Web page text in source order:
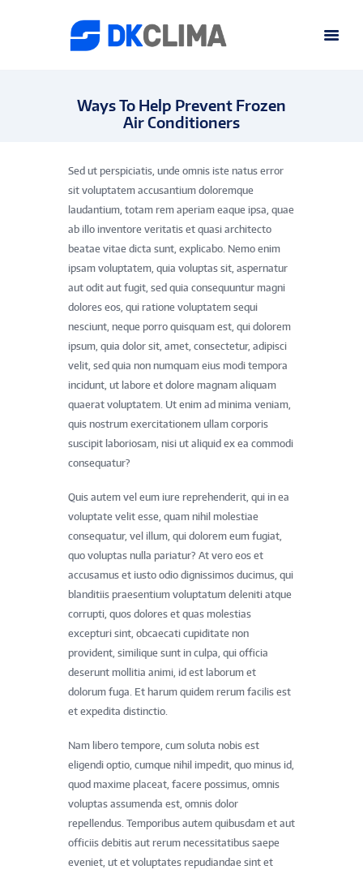
Ways To Help Prevent Frozen
Air Conditioners
Sed ut perspiciatis, unde omnis iste natus error
sit voluptatem accusantium doloremque
laudantium, totam rem aperiam eaque ipsa, quae
ab illo inventore veritatis et quasi architecto
beatae vitae dicta sunt, explicabo. Nemo enim
ipsam voluptatem, quia voluptas sit, aspernatur
aut odit aut fugit, sed quia consequuntur magni
dolores eos, qui ratione voluptatem sequi
nesciunt, neque porro quisquam est, qui dolorem
ipsum, quia dolor sit, amet, consectetur, adipisci
velit, sed quia non numquam eius modi tempora
incidunt, ut labore et dolore magnam aliquam
quaerat voluptatem. Ut enim ad minima veniam,
quis nostrum exercitationem ullam corporis
suscipit laboriosam, nisi ut aliquid ex ea commodi
consequatur?
Quis autem vel eum iure reprehenderit, qui in ea
voluptate velit esse, quam nihil molestiae
consequatur, vel illum, qui dolorem eum fugiat,
quo voluptas nulla pariatur? At vero eos et
accusamus et iusto odio dignissimos ducimus, qui
blanditiis praesentium voluptatum deleniti atque
corrupti, quos dolores et quas molestias
excepturi sint, obcaecati cupiditate non
provident, similique sunt in culpa, qui officia
deserunt mollitia animi, id est laborum et
dolorum fuga. Et harum quidem rerum facilis est
et expedita distinctio.
Nam libero tempore, cum soluta nobis est
eligendi optio, cumque nihil impedit, quo minus id,
quod maxime placeat, facere possimus, omnis
voluptas assumenda est, omnis dolor
repellendus. Temporibus autem quibusdam et aut
officiis debitis aut rerum necessitatibus saepe
eveniet, ut et voluptates repudiandae sint et